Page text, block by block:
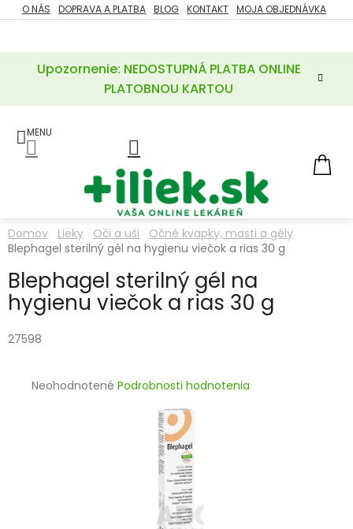
Prejsť
na
Upozornenie: NEDOSTUPNÁ PLATBA ONLINE
PLATOBNOU KARTOU
O NÁS DOPRAVA A PLATBA BLOG KONTAKT MOJA OBJEDNÁVKA
ZĽAVY
POTREBY
A
LIEKY
VITAMÍNY
MINERÁLY
KOZMETIKA
Domov Lieky Oči a uši
Očné kvapky, masti a gély
Blephagel sterilný gél na hygienu viečok a rias 30 g
Blephagel sterilný gél na
hygienu viečok a rias 30 g
27598
Priemerné
Neohodnotené Podrobnosti hodnotenia